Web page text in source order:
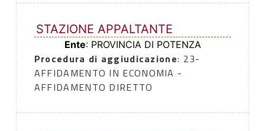
STAZIONE APPALTANTE
Ente: PROVINCIA DI POTENZA
Procedura di aggiudicazione: 23-
AFFIDAMENTO IN ECONOMIA -
AFFIDAMENTO DIRETTO